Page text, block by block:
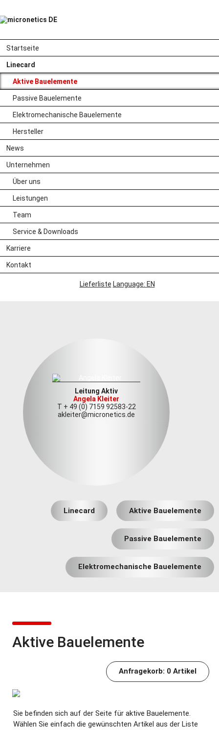
überspringen
Startseite
überspringen
Linecard
Aktive Bauelemente
Passive Bauelemente
Elektromechanische Bauelemente
Hersteller
News
Unternehmen
Über uns
Leistungen
Team
Service & Downloads
Karriere
Kontakt
Lieferliste Language: EN
Leistung trifft
Innovation
Leitung Aktiv
Angela Kleiter
T + 49 (0) 7159 92583-22
akleiter@micronetics.de
Linecard Aktive Bauelemente
Passive Bauelemente
Elektromechanische Bauelemente
Aktive Bauelemente
Anfragekorb: 0 Artikel
Sie befinden sich auf der Seite für aktive Bauelemente.
Wählen Sie einfach die gewünschten Artikel aus der Liste